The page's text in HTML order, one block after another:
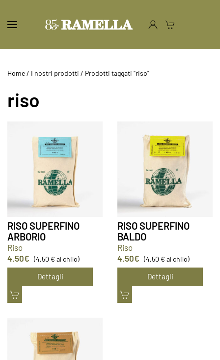
Home/ I nostri prodotti / Prodotti taggati “riso”
riso
RISO SUPERFINO
ARBORIO
Riso
4.50€ (4,50 € al chilo)
Dettagli
RISO SUPERFINO
BALDO
Riso
4.50€ (4,50 € al chilo)
Dettagli